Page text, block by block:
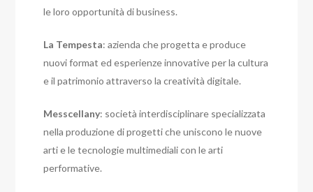
le loro opportunità di business.
La Tempesta: azienda che progetta e produce
nuovi format ed esperienze innovative per la cultura
e il patrimonio attraverso la creatività digitale.
Messcellany: società interdisciplinare specializzata
nella produzione di progetti che uniscono le nuove
arti e le tecnologie multimediali con le arti
performative.